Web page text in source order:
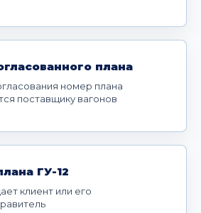
плана
номер плана
поставщику вагонов
ГУ-12
клиент или его